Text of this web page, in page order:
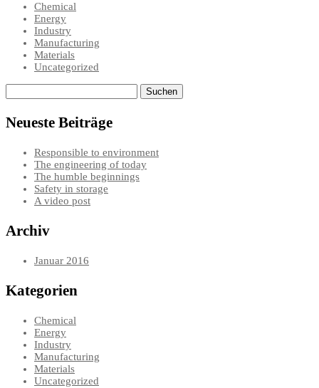
Chemical
Energy
Industry
Manufacturing
Materials
Uncategorized
nach:
Neueste Beiträge
Responsible to environment
The engineering of today
The humble beginnings
Safety in storage
A video post
Archiv
Januar 2016
Kategorien
Chemical
Energy
Industry
Manufacturing
Materials
Uncategorized